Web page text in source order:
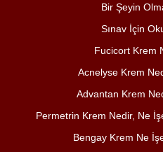
Bir Şeyin
Sınav İçin
Fucicort Krem
Acnelyse Krem
Advantan Krem
Permetrin Krem Nedir, Ne
Bengay Krem Ne